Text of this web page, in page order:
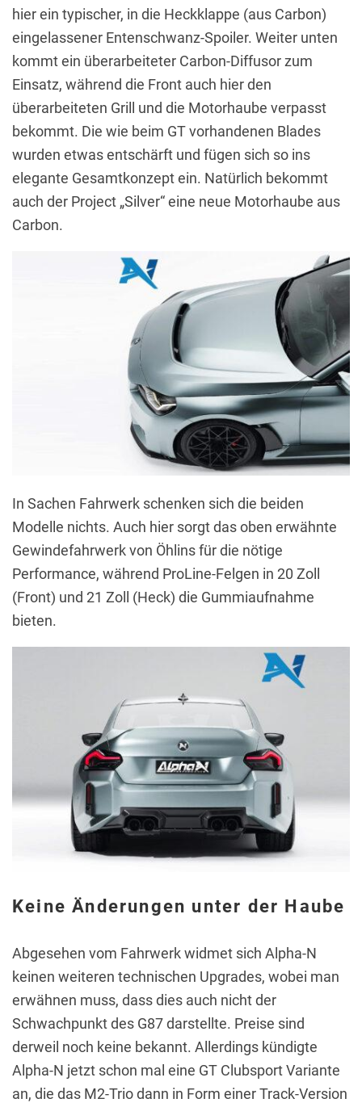
hier ein typischer, in die Heckklappe (aus Carbon)
eingelassener Entenschwanz-Spoiler. Weiter unten
kommt ein überarbeiteter Carbon-Diffusor zum
Einsatz, während die Front auch hier den
überarbeiteten Grill und die Motorhaube verpasst
bekommt. Die wie beim GT vorhandenen Blades
wurden etwas entschärft und fügen sich so ins
elegante Gesamtkonzept ein. Natürlich bekommt
auch der Project „Silver“ eine neue Motorhaube aus
Carbon.
In Sachen Fahrwerk schenken sich die beiden
Modelle nichts. Auch hier sorgt das oben erwähnte
Gewindefahrwerk von Öhlins für die nötige
Performance, während ProLine-Felgen in 20 Zoll
(Front) und 21 Zoll (Heck) die Gummiaufnahme
bieten.
Keine Änderungen unter der Haube
Abgesehen vom Fahrwerk widmet sich Alpha-N
keinen weiteren technischen Upgrades, wobei man
erwähnen muss, dass dies auch nicht der
Schwachpunkt des G87 darstellte. Preise sind
derweil noch keine bekannt. Allerdings kündigte
Alpha-N jetzt schon mal eine GT Clubsport Variante
an, die das M2-Trio dann in Form einer Track-Version